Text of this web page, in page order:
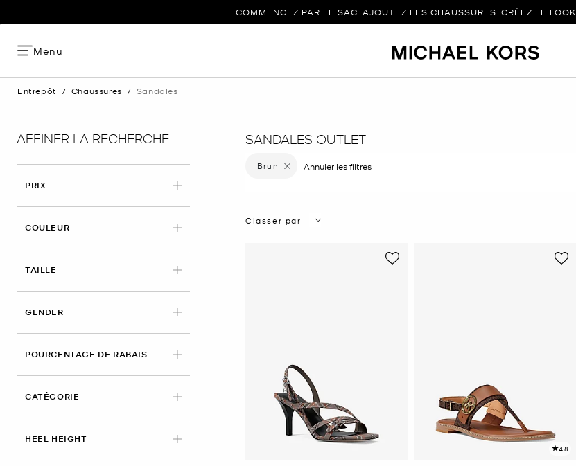
COMMENCEZ PAR LE SAC. AJOUTEZ LES CHAUSSURES. CRÉEZ LE LOOK.
Menu
Entrepôt / Chaussures / Sandales
AFFINER LA RECHERCHE
PRIX
COULEURAPPLIED
TAILLE
GENDER
POURCENTAGE DE RABAIS
CATÉGORIE
HEEL HEIGHT
SANDALES OUTLET
Supprimer le filtre Affiné(e) par Couleur : Brun
Brun Annuler les filtres
Classer par
4.8